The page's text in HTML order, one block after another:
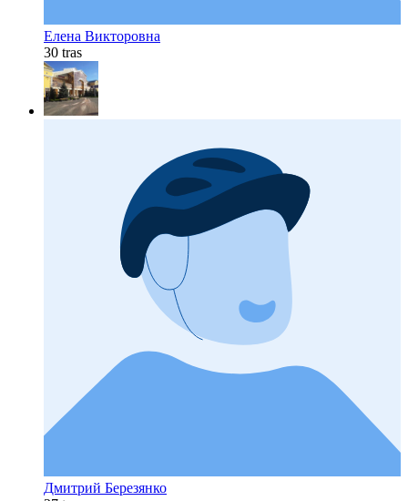
Елена Викторовна
30 tras
Дмитрий Березянко